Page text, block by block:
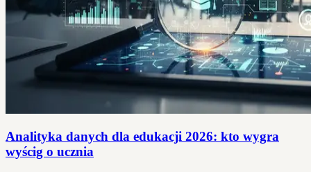
Analityka danych dla edukacji 2026: kto wygra
wyścig o ucznia